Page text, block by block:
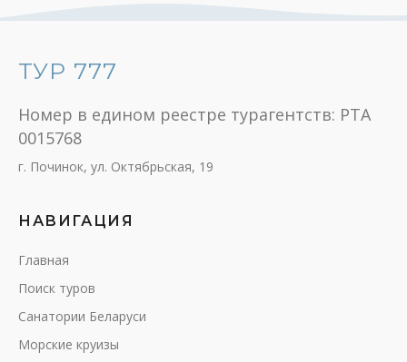
ТУР 777
Номер в едином реестре турагентств: РТА
0015768
г. Починок, ул. Октябрьская, 19
НАВИГАЦИЯ
Главная
Поиск туров
Санатории Беларуси
Морские круизы